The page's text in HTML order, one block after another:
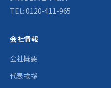
TEL: 0120-411-965
会社情報
会社概要
代表挨拶